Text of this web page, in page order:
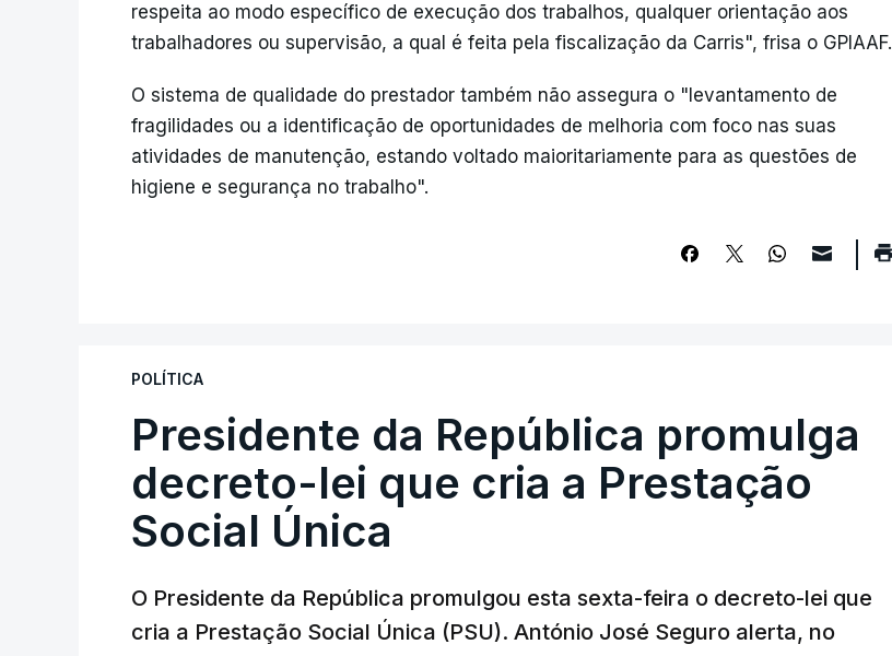
respeita ao modo específico de execução dos trabalhos, qualquer orientação aos
trabalhadores ou supervisão, a qual é feita pela fiscalização da Carris", frisa o GPIAAF.
O sistema de qualidade do prestador também não assegura o "levantamento de
fragilidades ou a identificação de oportunidades de melhoria com foco nas suas
atividades de manutenção, estando voltado maioritariamente para as questões de
higiene e segurança no trabalho".
POLÍTICA
Presidente da República promulga
decreto-lei que cria a Prestação
Social Única
O Presidente da República promulgou esta sexta-feira o decreto-lei que
cria a Prestação Social Única (PSU). António José Seguro alerta, no